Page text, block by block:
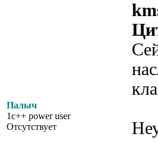
Палыч
1c++ power user
Отсутствует